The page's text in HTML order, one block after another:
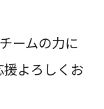
ームの力に
よろしくお